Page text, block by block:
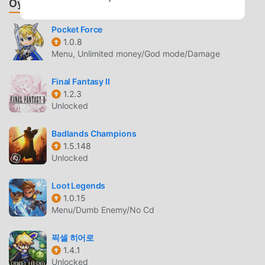
istemcisini indirin, tek tıklamayla ODIN 1.2.1 indirip
yükleyebilirsiniz. Ne duruyorsun, moddroid'i indir ve oyna!
EŞSIZ OYUN
ODIN Popüler bir rpg oyunu olarak, benzersiz oynanışı,
dünya çapında çok sayıda hayran kazanmasına yardımcı
oldu. Geleneksel rpg oyunlarından farklı olarak, ODIN
içinde, yalnızca acemi eğitimini gözden geçirmeniz
yeterlidir, böylece tüm oyuna kolayca başlayabilir ve klasik
rpg oyunlarının 【% getirdiği eğlencenin tadını
çıkarabilirsiniz. game_name%】 1.2.1. Aynı zamanda
inşa etti ve dünyadaki tüm rpg oyun severlerle iletişim
kurmanıza ve paylaşmanıza izin veriyor, ne bekliyorsunuz,
moddroid'e katılın ve keyfini çıkarın. rpg tüm küresel
ortaklarla oyun mutlu ediyor
GÜZEL EKRAN
Oyunlar ve Uygulamalar Önerin
Pocket Force
1.0.8
Menu, Unlimited money/God mode/Damage
Final Fantasy II
1.2.3
Unlocked
Badlands Champions
1.5.148
Unlocked
Loot Legends
1.0.15
Menu/Dumb Enemy/No Cd
픽셀 히어로
1.4.1
Unlocked